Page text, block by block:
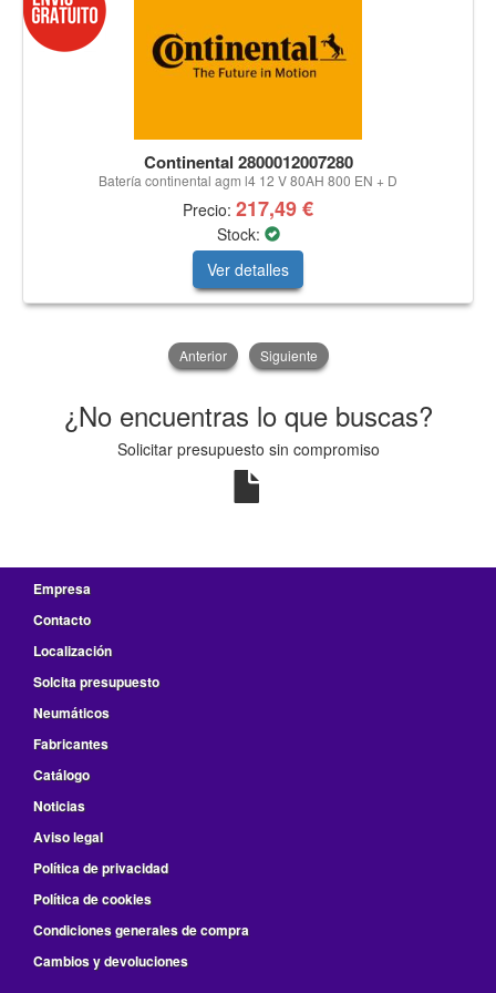
Continental 2800012007280
Batería continental agm l4 12 V 80AH 800 EN + D
Precio: 217,49 €
Stock:
Ver detalles
Anterior Siguiente
¿No encuentras lo que buscas?
Solicitar presupuesto sin compromiso
Empresa
Contacto
Localización
Solcita presupuesto
Neumáticos
Fabricantes
Catálogo
Noticias
Aviso legal
Política de privacidad
Política de cookies
Condiciones generales de compra
Cambios y devoluciones